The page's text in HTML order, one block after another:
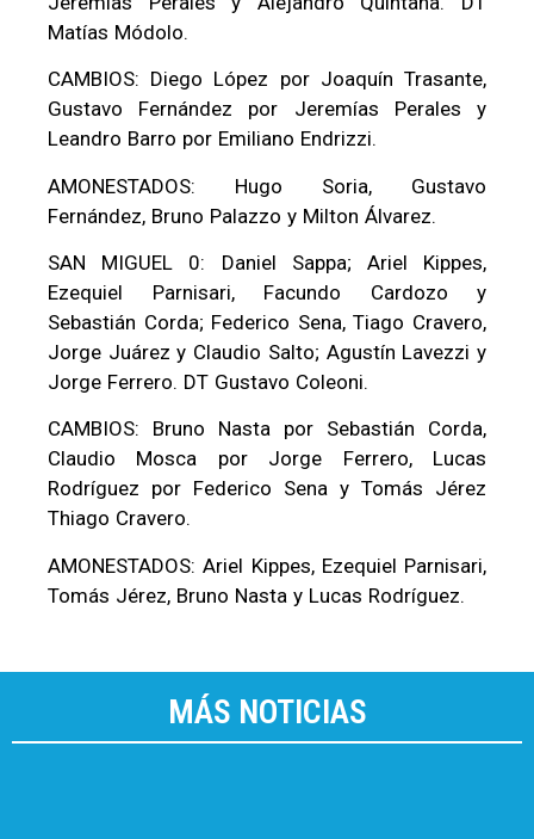
Matías Módolo.
CAMBIOS: Diego López por Joaquín Trasante,
Gustavo Fernández por Jeremías Perales y
Leandro Barro por Emiliano Endrizzi.
AMONESTADOS: Hugo Soria, Gustavo
Fernández, Bruno Palazzo y Milton Álvarez.
SAN MIGUEL 0: Daniel Sappa; Ariel Kippes,
Ezequiel Parnisari, Facundo Cardozo y
Sebastián Corda; Federico Sena, Tiago Cravero,
Jorge Juárez y Claudio Salto; Agustín Lavezzi y
Jorge Ferrero. DT Gustavo Coleoni.
CAMBIOS: Bruno Nasta por Sebastián Corda,
Claudio Mosca por Jorge Ferrero, Lucas
Rodríguez por Federico Sena y Tomás Jérez
Thiago Cravero.
AMONESTADOS: Ariel Kippes, Ezequiel Parnisari,
Tomás Jérez, Bruno Nasta y Lucas Rodríguez.
MÁS NOTICIAS